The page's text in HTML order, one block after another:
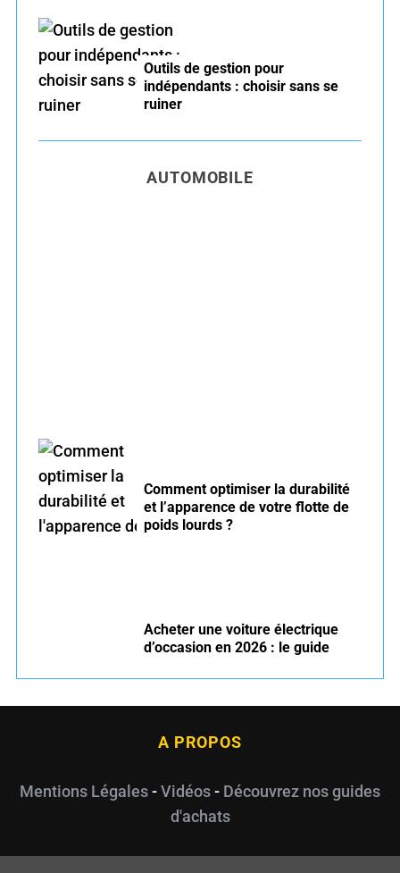
Outils de gestion pour
indépendants : choisir sans se
ruiner
AUTOMOBILE
Comment optimiser la durabilité
et l’apparence de votre flotte de
poids lourds ?
Acheter une voiture électrique
d’occasion en 2026 : le guide
A PROPOS
Mentions Légales-Vidéos- Découvrez nos guides
d'achats